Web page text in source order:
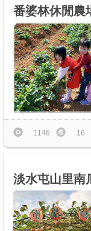
番婆林休閒農
1146 16
淡水屯山里南